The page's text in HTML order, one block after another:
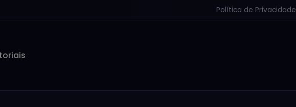
Política de Privacidade